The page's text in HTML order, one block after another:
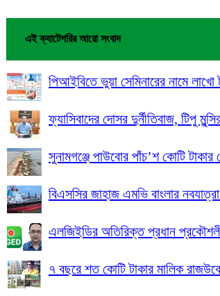
এই ক্যাটেগরির আরো সংবাদ
পিআইবিতে ভুয়া সেমিনারের নামে
ফ্যাসিবাদের দোসর দুর্নীতিবাজ, টিপু
সুনামগঞ্জে পাউবোর পাঁচ’শ কোটি টাকার
বিএসসির জাহাজ এমভি বাংলার
এলজিইডির অতিরিক্ত প্রধান
৭ বছরে শত কোটি টাকার মালিক